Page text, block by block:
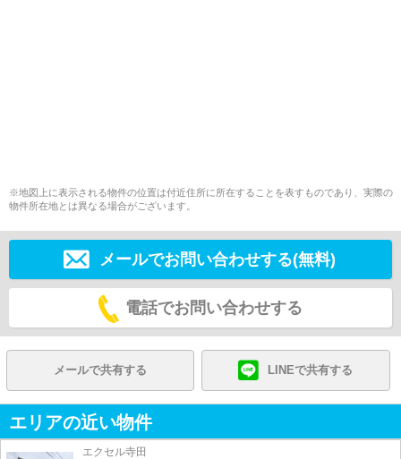
※地図上に表示される物件の位置は付近住所に所在することを表すものであり、実際の
物件所在地とは異なる場合がございます。
メールでお問い合わせする(無料)
電話でお問い合わせする
メールで共有する LINEで共有する
エリアの近い物件
エクセル寺田